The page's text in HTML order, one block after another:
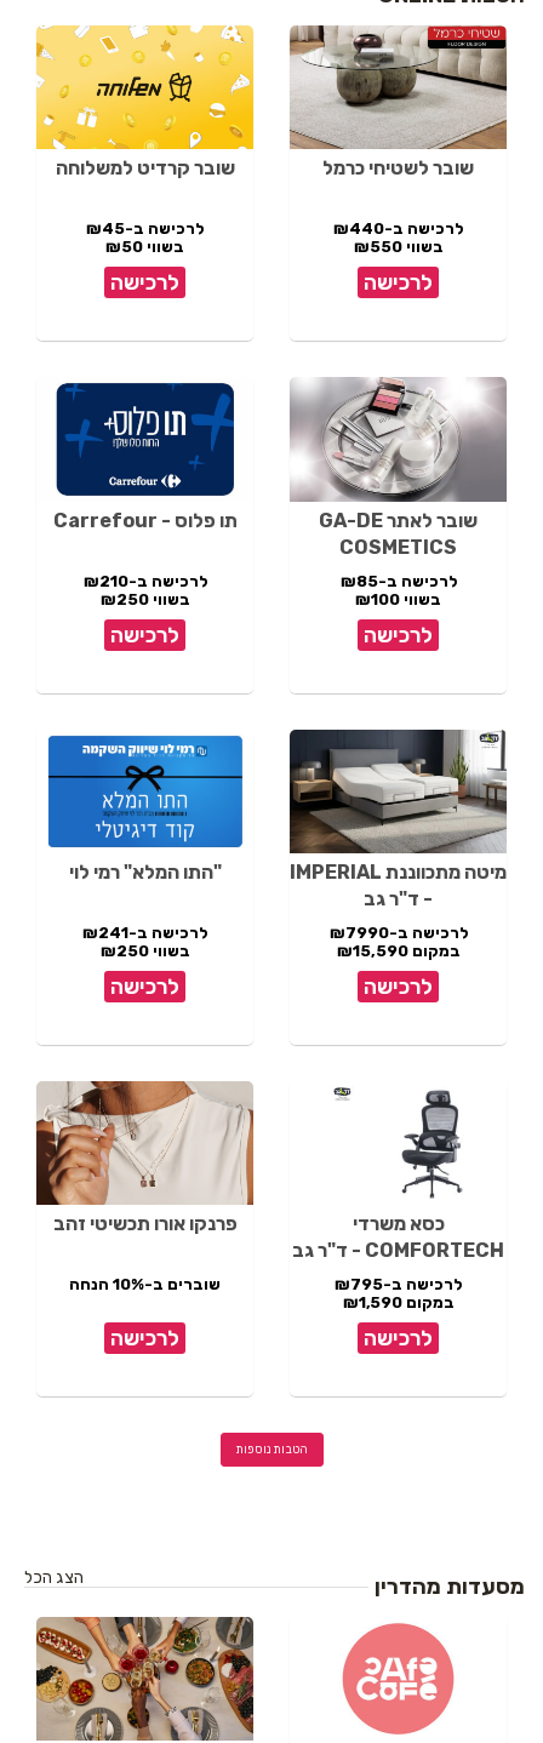
שובר לשטיחי כרמל
לרכישה ב-₪440
בשווי ₪550
לרכישה
שובר קרדיט למשלוחה
לרכישה ב-₪45
בשווי ₪50
לרכישה
שובר לאתר GA-DE
COSMETICS
לרכישה ב-₪85
בשווי ₪100
לרכישה
תו פלוס - Carrefour
לרכישה ב-₪210
בשווי ₪250
לרכישה
מיטה מתכווננת IMPERIAL
- ד"ר גב
לרכישה ב-₪7990
במקום ₪15,590
לרכישה
"התו המלא" רמי לוי
לרכישה ב-₪241
בשווי ₪250
לרכישה
כסא משרדי
COMFORTECH - ד"ר גב
לרכישה ב-₪795
במקום ₪1,590
לרכישה
פרנקו אורו תכשיטי זהב
שוברים ב-10% הנחה
לרכישה
הטבות נוספות
מסעדות מהדרין הצג הכל